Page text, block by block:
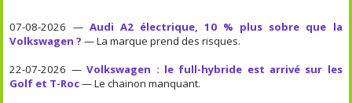
07-08-2026 — Audi A2 électrique, 10 % plus sobre que la
Volkswagen ? — La marque prend des risques.
22-07-2026 —Volkswagen : le full-hybride est arrivé sur les
Golf et T-Roc— Le chainon manquant.